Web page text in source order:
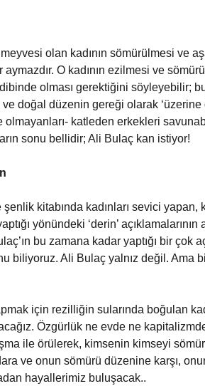
olan kadının sömürülmesi ve
O kadının ezilmesi ve
olması gerektiğini söyleyebilir;
doğal düzenin gereği olarak ‘üzerine
olmayanları- katleden erkekleri
sonu bellidir; Ali Bulaç kan istiyor!
kitabında kadınları sevici yapan,
yönündeki ‘derin’ açıklamalarının
bu zamana kadar yaptığı bir çok
biliyoruz. Ali Bulaç yalnız değil. Ama
için rezilliğin sularında boğulan
Özgürlük ne evde ne
ile örülerek, kimsenin kimseyi
ve onun sömürü düzenine karşı,
hayallerimiz buluşacak..